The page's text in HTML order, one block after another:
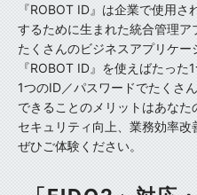
『ROBOT ID』は企業で使用
するために生まれた統合管理ア
たくさんのビジネスアプリケー
『ROBOT ID』を使えばたった
1つのID／パスワードでたくさ
できることのメリットはあなた
セキュリティ向上、業務効率
ぜひご体験ください。